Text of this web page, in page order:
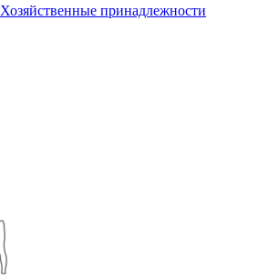
Хозяйственные принадлежности